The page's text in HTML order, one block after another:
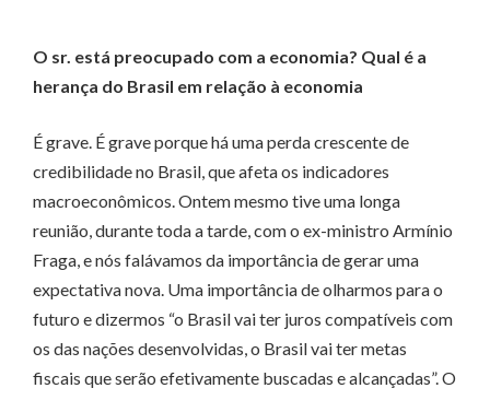
O sr. está preocupado com a economia? Qual é a
herança do Brasil em relação à economia
É grave. É grave porque há uma perda crescente de
credibilidade no Brasil, que afeta os indicadores
macroeconômicos. Ontem mesmo tive uma longa
reunião, durante toda a tarde, com o ex-ministro Armínio
Fraga, e nós falávamos da importância de gerar uma
expectativa nova. Uma importância de olharmos para o
futuro e dizermos “o Brasil vai ter juros compatíveis com
os das nações desenvolvidas, o Brasil vai ter metas
fiscais que serão efetivamente buscadas e alcançadas”. O